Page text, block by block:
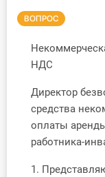
Справочник
Участник ВЭД
Практика ИП
Кадры. Труд.
ВОПРОС
НДС
Директор
средства
оплаты
работника-
1.